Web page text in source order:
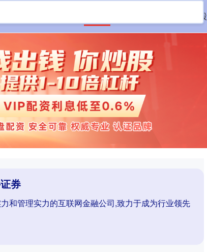
网络配资炒股
券
和管理实力的互联网金融公司,致力于成为行业领先